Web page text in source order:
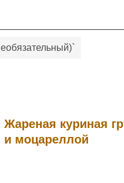
`
Жареная куриная
и моцареллой